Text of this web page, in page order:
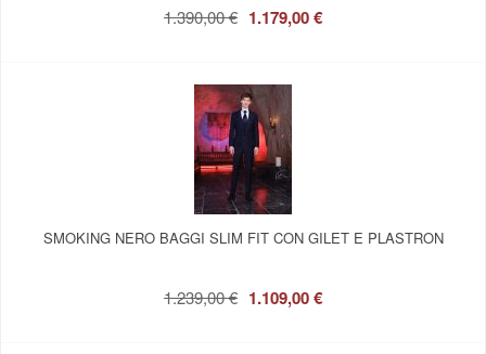
1.390,00 € 1.179,00 €
SMOKING NERO BAGGI SLIM FIT CON GILET E PLASTRON
1.239,00 € 1.109,00 €